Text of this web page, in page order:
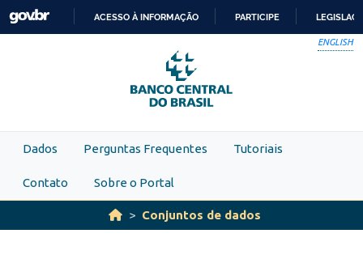
Skip to main content
PARA
O
CONTEÚDO
ACESSO À INFORMAÇÃO PARTICIPE
ENGLISH
Dados Perguntas Frequentes Tutoriais
Contato Sobre o Portal
Conjuntos de dados